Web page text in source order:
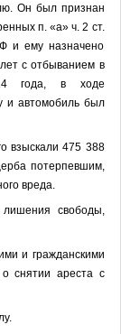
Он был признан
п. «а» ч. 2 ст.
и ему назначено
с отбыванием в
года, в ходе
и автомобиль был
взыскали 475 388
потерпевшим,
вреда.
свободы,
и гражданскими
снятии ареста с